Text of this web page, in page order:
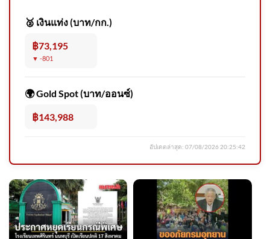
National Geographic ฉบับภาษา
Explorers Clu
🥈 เงินแท่ง (บาท/กก.)
฿73,195
▼ -801
🌍 Gold Spot (บาท/ออนซ์)
฿143,988
อัปเดตล่าสุด: 07/08/2026 20:25:42